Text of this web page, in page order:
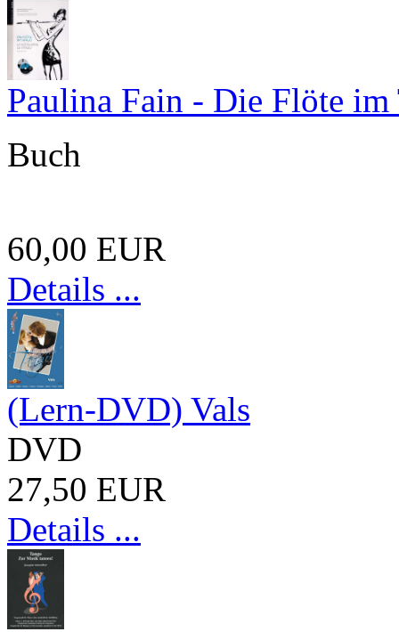
Paulina Fain - Die Flöte im
Buch
60,00 EUR
Details ...
(Lern-DVD) Vals
DVD
27,50 EUR
Details ...